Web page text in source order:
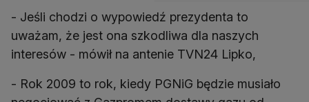
- Jeśli chodzi o wypowiedź prezydenta to
uważam, że jest ona szkodliwa dla naszych
interesów - mówił na antenie TVN24 Lipko,
- Rok 2009 to rok, kiedy PGNiG będzie musiało